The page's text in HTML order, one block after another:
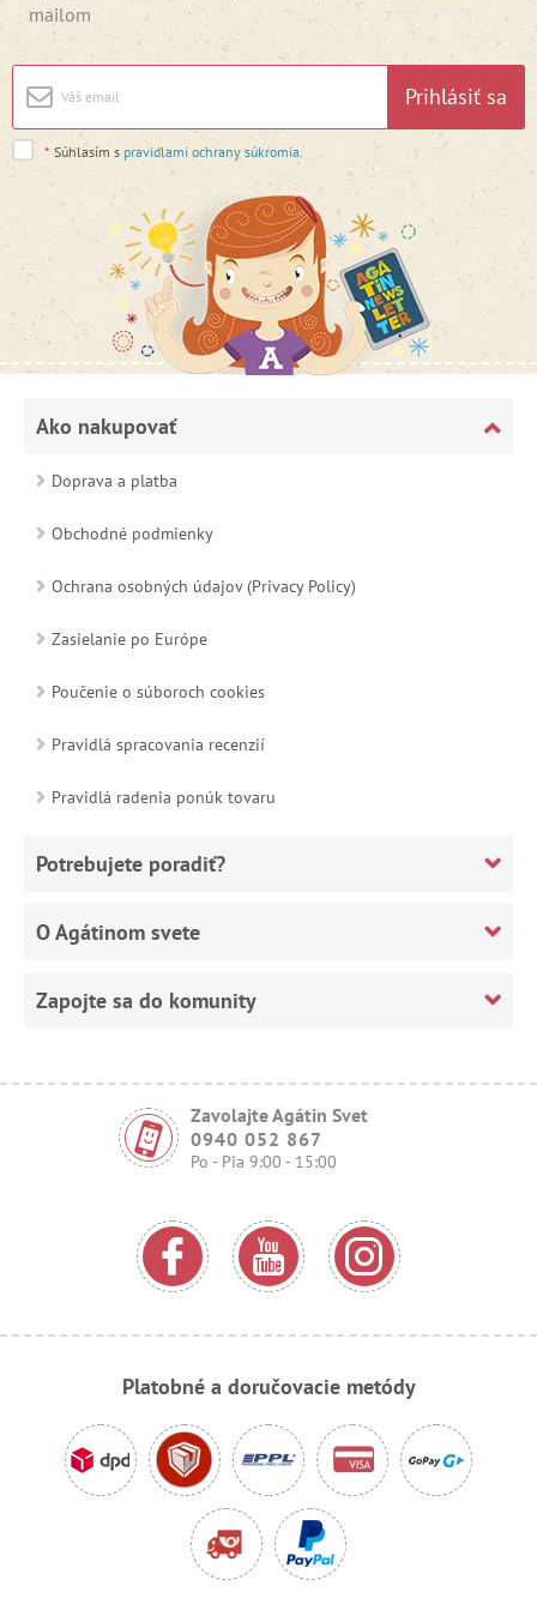
mailom
Prihlásiť sa
* Súhlasím s pravidlami ochrany súkromia
Ako nakupovať
Doprava a platba
Obchodné podmienky
Ochrana osobných údajov (Privacy Policy)
Zasielanie po Európe
Poučenie o súboroch cookies
Pravidlá spracovania recenzií
Pravidlá radenia ponúk tovaru
Potrebujete poradiť?
O Agátinom svete
Zapojte sa do komunity
Zavolajte Agátin Svet
0940 052 867
Po - Pia 9:00 - 15:00
Platobné a doručovacie metódy